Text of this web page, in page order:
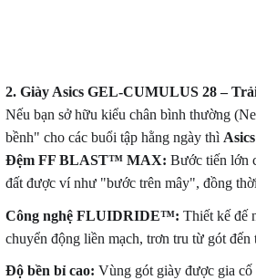
2. Giày Asics GEL-CUMULUS 28 –
Nếu bạn sở hữu kiểu chân bình thường
bềnh" cho các buổi tập hằng ngày thì
Đệm FF BLAST™ MAX: Bước tiến lớn
đất được ví như "bước trên mây", đồng
Công nghệ FLUIDRIDE™: Thiết kế đế
chuyển động liền mạch, trơn tru từ gót đến
Độ bền bỉ cao: Vùng gót giày được gia cố